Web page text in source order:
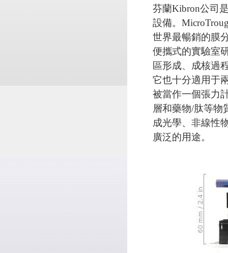
芬蘭Kibron公司
設備。
世界最暢銷的膜
便攜式的實驗室
區形成、成核過
它也十分適用于
被當作一個張力
層和藥物/肽等物
成光學、非線性
廣泛的用途。